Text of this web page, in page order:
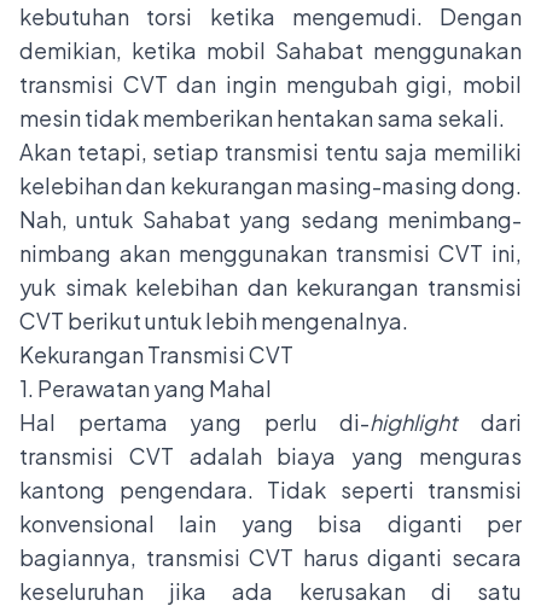
kebutuhan torsi ketika mengemudi. Dengan
demikian, ketika mobil Sahabat menggunakan
transmisi CVT dan ingin mengubah gigi, mobil
mesin tidak memberikan hentakan sama sekali.
Akan tetapi, setiap transmisi tentu saja memiliki
kelebihan dan kekurangan masing-masing dong.
Nah, untuk Sahabat yang sedang menimbang-
nimbang akan menggunakan transmisi CVT ini,
yuk simak kelebihan dan kekurangan transmisi
CVT berikut untuk lebih mengenalnya.
Kekurangan Transmisi CVT
1. Perawatan yang Mahal
Hal pertama yang perlu di-highlightdari
transmisi CVT adalah biaya yang menguras
kantong pengendara. Tidak seperti transmisi
konvensional lain yang bisa diganti per
bagiannya, transmisi CVT harus diganti secara
keseluruhan jika ada kerusakan di satu